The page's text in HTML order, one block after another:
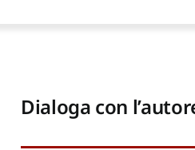
Dialoga con